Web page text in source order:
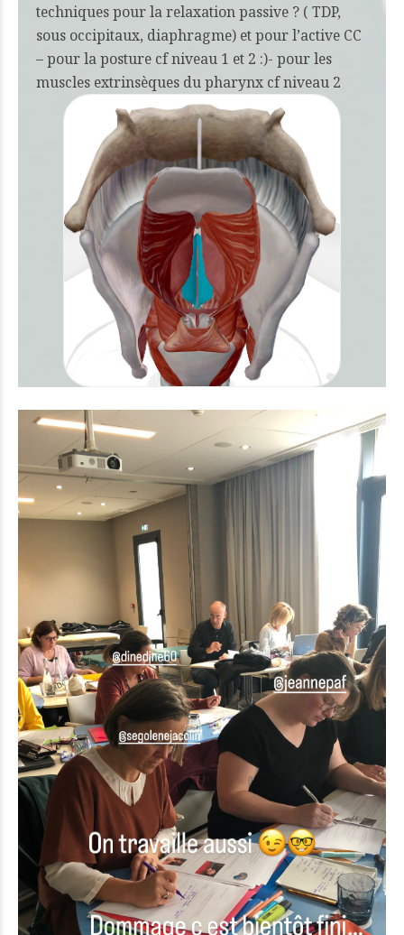
techniques pour la relaxation passive ? ( TDP,
sous occipitaux, diaphragme) et pour l’active CC
– pour la posture cf niveau 1 et 2 :)- pour les
muscles extrinsèques du pharynx cf niveau 2